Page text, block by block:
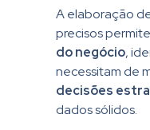
A elaboração
precisos
do negócio,
necessitam de
decisões
dados sólidos.